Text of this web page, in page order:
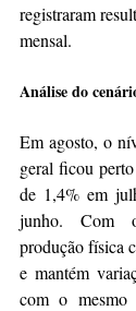
registraram
mensal.
Análise do
Em agosto, o
geral ficou
de 1,4% em
junho. Com
produção física
e mantém
com o mesmo